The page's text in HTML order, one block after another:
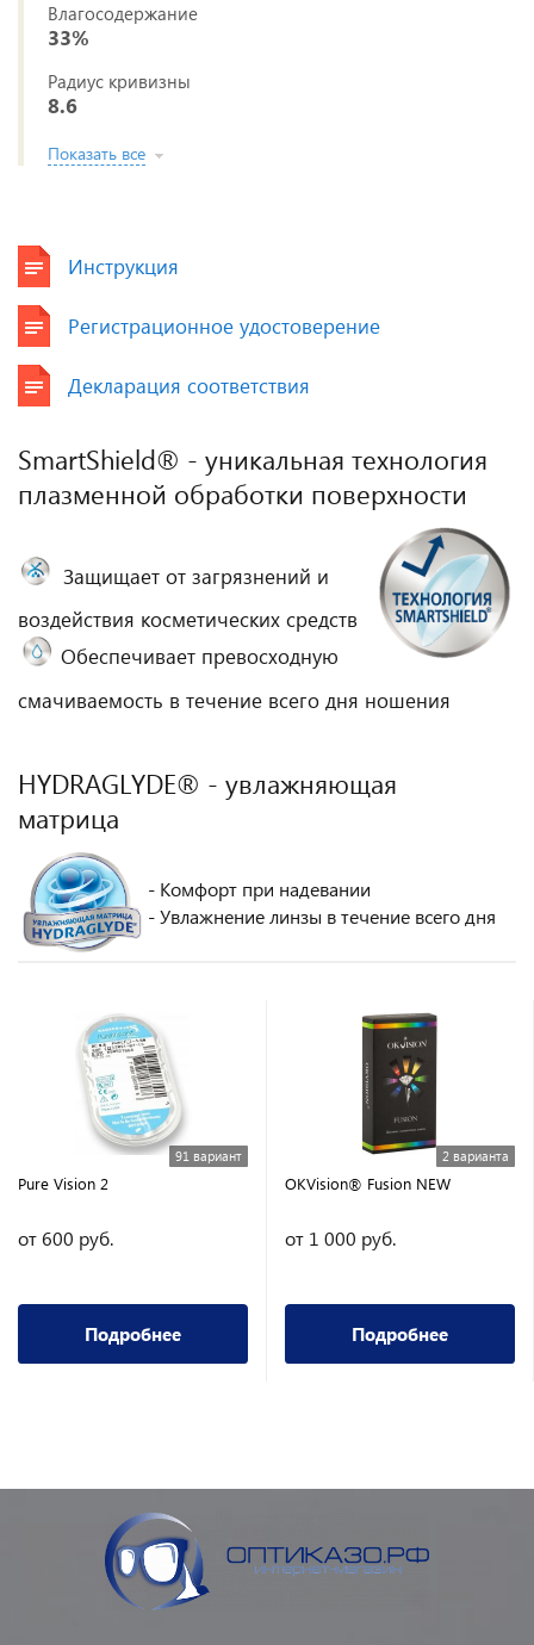
Влагосодержание
33%
Радиус кривизны
8.6
Показать все
Инструкция
Регистрационное удостоверение
Декларация соответствия
SmartShield® - уникальная технология
плазменной обработки поверхности
Защищает от загрязнений и
воздействия косметических средств
Обеспечивает превосходную
смачиваемость в течение всего дня ношения
HYDRAGLYDE® - увлажняющая
матрица
- Комфорт при надевании
- Увлажнение линзы в течение всего дня
91 вариант
Pure Vision 2
от 600 руб.
Подробнее
2 варианта
OKVision® Fusion NEW
от 1 000 руб.
Подробнее